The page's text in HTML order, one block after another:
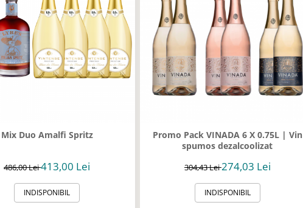
Mix Duo Amalfi Spritz
486,00 Lei413,00 Lei
INDISPONIBIL
Promo Pack VINADA 6 X 0.75L | Vin
spumos dezalcoolizat
304,43 Lei274,03 Lei
INDISPONIBIL